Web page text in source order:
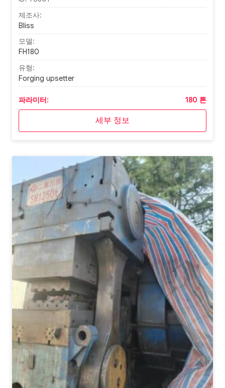
제조사:
Bliss
모델:
FH180
유형:
Forging upsetter
파라미터: 180 톤
세부 정보